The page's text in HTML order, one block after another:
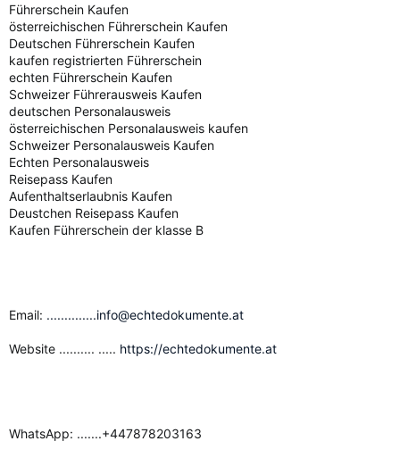
Führerschein Kaufen
österreichischen Führerschein Kaufen
Deutschen Führerschein Kaufen
kaufen registrierten Führerschein
echten Führerschein Kaufen
Schweizer Führerausweis Kaufen
deutschen Personalausweis
österreichischen Personalausweis kaufen
Schweizer Personalausweis Kaufen
Echten Personalausweis
Reisepass Kaufen
Aufenthaltserlaubnis Kaufen
Deustchen Reisepass Kaufen
Kaufen Führerschein der klasse B
Email: ..............info@echtedokumente.at
Website .......... ..... https://echtedokumente.at
WhatsApp: .......+447878203163